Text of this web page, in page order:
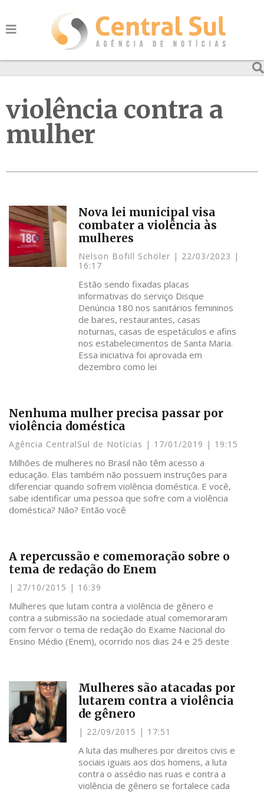
violência contra a
mulher
Nova lei municipal visa
combater a violência às
mulheres
Nelson Bofill Schöler
22/03/2023
16:17
Estão sendo fixadas placas
informativas do serviço Disque
Denúncia 180 nos sanitários femininos
de bares, restaurantes, casas
noturnas, casas de espetáculos e afins
nos estabelecimentos de Santa Maria.
Essa iniciativa foi aprovada em
dezembro como lei
Nenhuma mulher precisa passar por
violência doméstica
Agência CentralSul de Notícias 17/01/2019 19:15
Milhões de mulheres no Brasil não têm acesso a
educação. Elas também não possuem instruções para
diferenciar quando sofrem violência doméstica. E você,
sabe identificar uma pessoa que sofre com a violência
doméstica? Não? Então você
A repercussão e comemoração sobre o
tema de redação do Enem
27/10/2015 16:39
Mulheres que lutam contra a violência de gênero e
contra a submissão na sociedade atual comemoraram
com fervor o tema de redação do Exame Nacional do
Ensino Médio (Enem), ocorrido nos dias 24 e 25 deste
Mulheres são atacadas por
lutarem contra a violência
de gênero
22/09/2015 17:51
A luta das mulheres por direitos civis e
sociais iguais aos dos homens, a luta
contra o assédio nas ruas e contra a
violência de gênero se fortalece cada